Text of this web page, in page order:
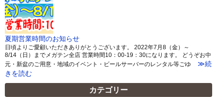
夏期営業時間のお知らせ
日頃よりご愛顧いただきありがとうございます。 2022年7月8（金）～
8/14（日）までメガテン全店 営業時間10：00-19：30になります。 どうぞお中
元・新盆のご用意・地域のイベント・ビールサーバーのレンタル等ごゆ
≫続
きを読む
カテゴリー